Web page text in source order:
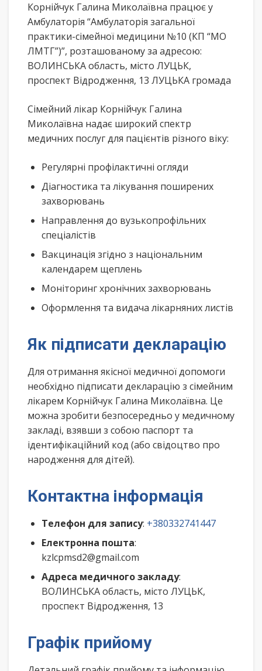
Корнійчук Галина Миколаївна працює у
Амбулаторія “Амбулаторія загальної
практики-сімейної медицини №10 (КП “МО
ЛМТГ”)”, розташованому за адресою:
ВОЛИНСЬКА область, місто ЛУЦЬК,
проспект Відродження, 13 ЛУЦЬКА громада
Сімейний лікар Корнійчук Галина
Миколаївна надає широкий спектр
медичних послуг для пацієнтів різного віку:
Регулярні профілактичні огляди
Діагностика та лікування поширених
захворювань
Направлення до вузькопрофільних
спеціалістів
Вакцинація згідно з національним
календарем щеплень
Моніторинг хронічних захворювань
Оформлення та видача лікарняних листів
Як підписати декларацію
Для отримання якісної медичної допомоги
необхідно підписати декларацію з сімейним
лікарем Корнійчук Галина Миколаївна. Це
можна зробити безпосередньо у медичному
закладі, взявши з собою паспорт та
ідентифікаційний код (або свідоцтво про
народження для дітей).
Контактна інформація
Телефон для запису: +380332741447
Електронна пошта:
kzlcpmsd2@gmail.com
Адреса медичного закладу:
ВОЛИНСЬКА область, місто ЛУЦЬК,
проспект Відродження, 13
Графік прийому